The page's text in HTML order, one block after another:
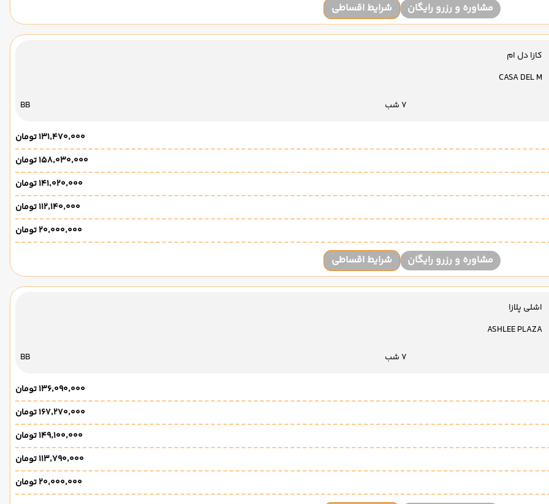
مشاوره و رزرو رایگان شرایط اقساطی
کازا دل ام
CASA DEL M
7 شب BB
۱۳۱٬۴۷۰٬۰۰۰ تومان
۱۵۸٬۰۳۰٬۰۰۰ تومان
۱۴۱٬۰۲۰٬۰۰۰ تومان
۱۱۲٬۱۴۰٬۰۰۰ تومان
۲۰٬۰۰۰٬۰۰۰ تومان
مشاوره و رزرو رایگان شرایط اقساطی
اشلی پلازا
ASHLEE PLAZA
7 شب BB
۱۳۶٬۰۹۰٬۰۰۰ تومان
۱۶۷٬۲۷۰٬۰۰۰ تومان
۱۴۹٬۱۰۰٬۰۰۰ تومان
۱۱۳٬۷۹۰٬۰۰۰ تومان
۲۰٬۰۰۰٬۰۰۰ تومان